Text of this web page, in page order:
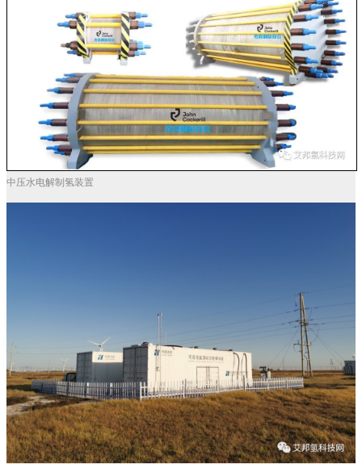
中压水电解制氢装置